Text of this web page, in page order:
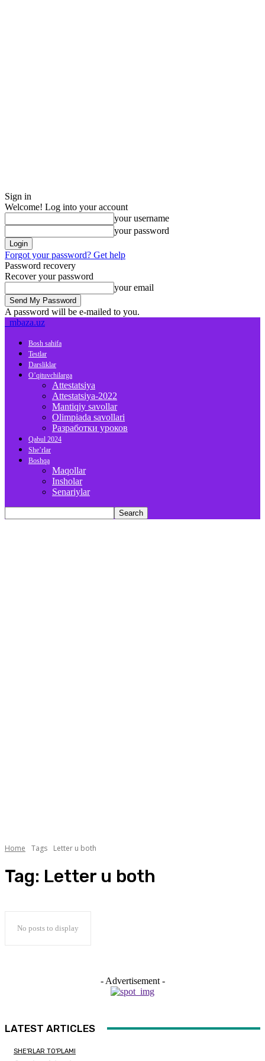
Sign in
Welcome! Log into your account
your username
your password
Forgot your password? Get help
Password recovery
Recover your password
your email
A password will be e-mailed to you.
mbaza.uz
Bosh sahifa
Testlar
Darsliklar
O’qituvchilarga
Attestatsiya
Attestatsiya-2022
Mantiqiy savollar
Olimpiada savollari
Разработки уроков
Qabul 2024
She’rlar
Boshqa
Maqollar
Insholar
Senariylar
Home Tags Letter u both
Tag: Letter u both
No posts to display
- Advertisement -
LATEST ARTICLES
SHE'RLAR TO'PLAMI